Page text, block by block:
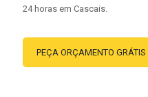
24 horas em Cascais.
PEÇA ORÇAMENTO GRÁTIS